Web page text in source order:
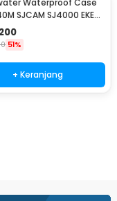
SJCAM SJ4000 EKEN
Top - 3C
51%
+ Keranjang